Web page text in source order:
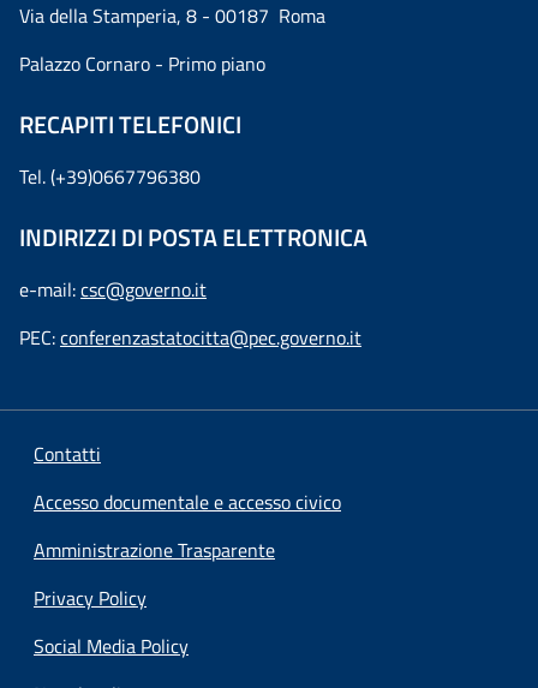
Via della Stamperia, 8 - 00187 Roma
Palazzo Cornaro - Primo piano
RECAPITI TELEFONICI
Tel. (+39)0667796380
INDIRIZZI DI POSTA ELETTRONICA
e-mail:csc@governo.it
PEC:conferenzastatocitta@pec.governo.it
Contatti
Accesso documentale e accesso civico
Amministrazione Trasparente
Privacy Policy
Social Media Policy